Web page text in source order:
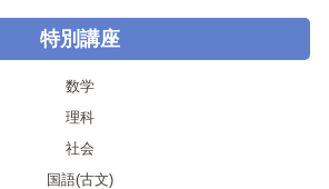
特別講座
数学
理科
社会
国語(古文)